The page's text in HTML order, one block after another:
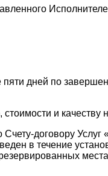
дней по
стоимости и качеству
договору
в течение